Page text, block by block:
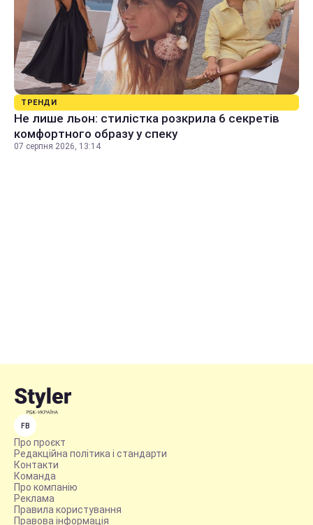
ТРЕНДИ
Не лише льон: стилістка розкрила 6 секретів
комфортного образу у спеку
07 серпня 2026, 13:14
FB
Про проєкт
Редакційна політика і стандарти
Контакти
Команда
Про компанію
Реклама
Правила користування
Правова інформація